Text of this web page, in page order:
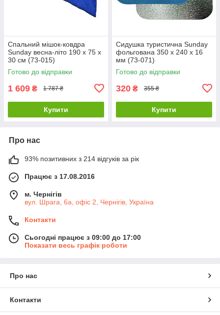
Спальний мішок-ковдра
Sunday весна-літо 190 х 75 х
30 см (73-015)
Готово до відправки
1 609 ₴ 1 787 ₴
Купити
Сидушка туристична Sunday
фольгована 350 х 240 х 16
мм (73-071)
Готово до відправки
320 ₴ 355 ₴
Купити
Про нас
93% позитивних з 214 відгуків за рік
Працює з 17.08.2016
м. Чернігів
вул. Шрага, 6а, офіс 2, Чернігів, Україна
Контакти
Сьогодні працює з 09:00 до 17:00
Показати весь графік роботи
Про нас
Контакти